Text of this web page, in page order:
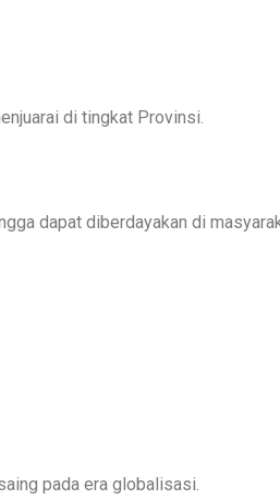
di tingkat Provinsi.
dapat diberdayakan di
pada era globalisasi.